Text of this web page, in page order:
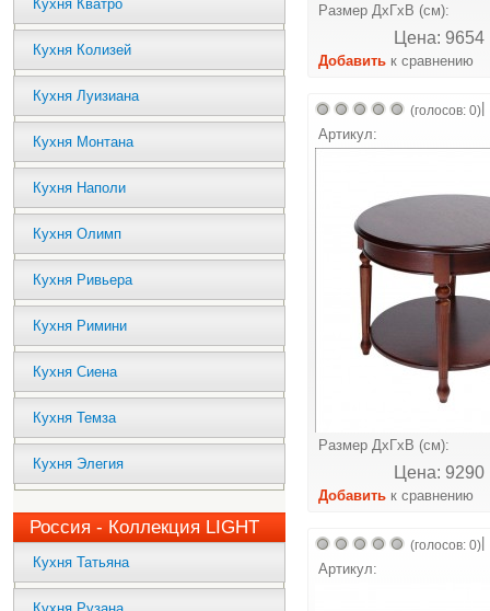
Кухня Кватро
Кухня Колизей
Кухня Луизиана
Кухня Монтана
Кухня Наполи
Кухня Олимп
Кухня Ривьера
Кухня Римини
Кухня Сиена
Кухня Темза
Кухня Элегия
Россия - Коллекция LIGHT
Кухня Татьяна
Размер ДхГхВ (см):
Цена: 9654
Добавить к сравнению
(голосов: 0)
Артикул:
Размер ДхГхВ (см):
Цена: 9290
Добавить к сравнению
(голосов: 0)
Артикул: